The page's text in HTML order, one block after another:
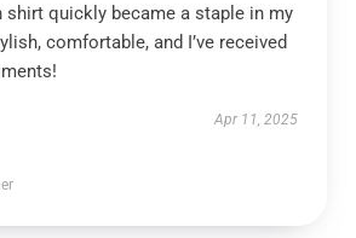
shirt quickly became a staple in my
comfortable, and I’ve received
Apr 11, 2025